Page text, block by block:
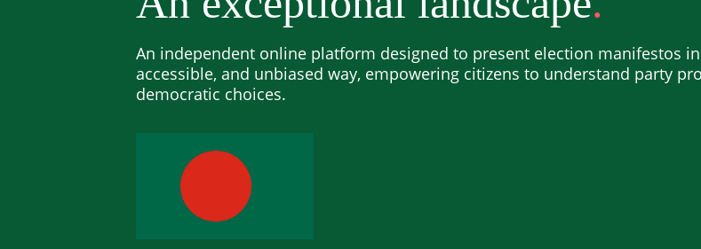
An independent online platform designed to present election manifestos
accessible, and unbiased way, empowering citizens to understand party
democratic choices.